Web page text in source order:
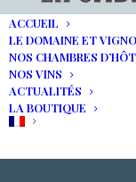
ACCUEIL
LE DOMAINE ET
NOS CHAMBRES
NOS VINS
ACTUALITÉS
LA BOUTIQUE